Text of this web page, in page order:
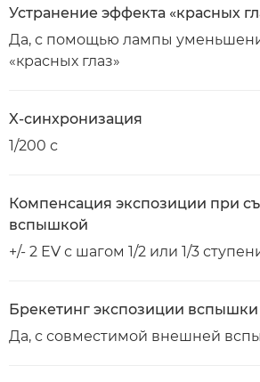
Устранение эффекта «красных
Да, с помощью лампы
«красных глаз»
X-синхронизация
1/200 с
Компенсация экспозиции при
вспышкой
+/- 2 EV с шагом 1/2 или 1/3
Брекетинг экспозиции вспышки
Да, с совместимой внешней